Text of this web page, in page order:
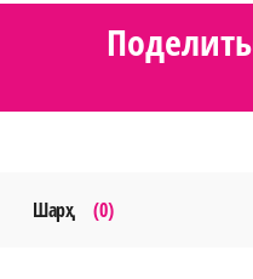
Шарҳ (0)